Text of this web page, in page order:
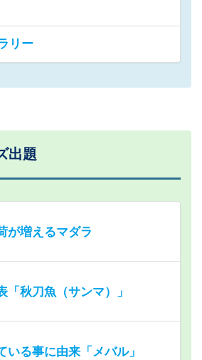
リー
出題
が増えるマダラ
「秋刀魚（サンマ）」
いる事に由来「メバル」